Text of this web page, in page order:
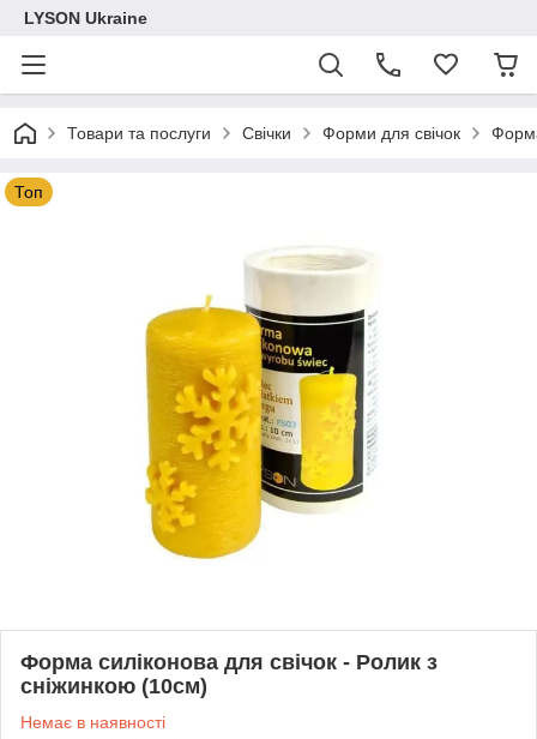
LYSON Ukraine
Товари та послуги Свічки Форми для свічок
Топ
Форма силіконова для свічок - Ролик з
сніжинкою (10см)
Немає в наявності